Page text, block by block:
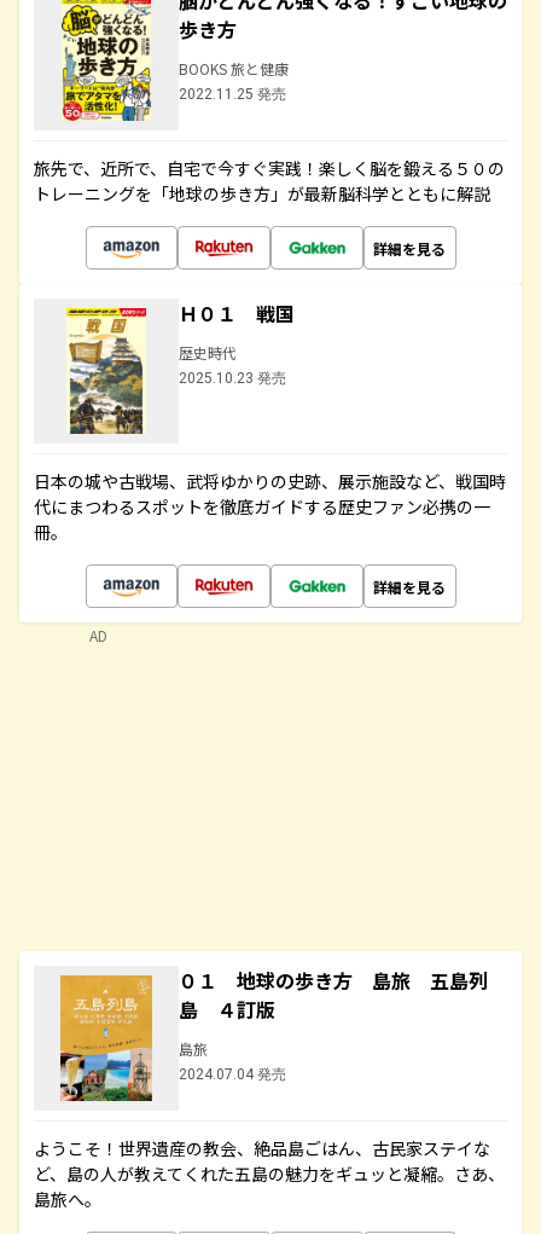
歩き方
BOOKS 旅と健康
2022.11.25 発売
旅先で、近所で、自宅で今すぐ実践！楽しく脳を鍛える５０の
トレーニングを「地球の歩き方」が最新脳科学とともに解説
詳細を見る
Ｈ０１ 戦国
歴史時代
2025.10.23 発売
日本の城や古戦場、武将ゆかりの史跡、展示施設など、戦国時
代にまつわるスポットを徹底ガイドする歴史ファン必携の一
冊。
詳細を見る
０１ 地球の歩き方 島旅 五島列
島 ４訂版
島旅
2024.07.04 発売
ようこそ！世界遺産の教会、絶品島ごはん、古民家ステイな
ど、島の人が教えてくれた五島の魅力をギュッと凝縮。さあ、
島旅へ。
AD